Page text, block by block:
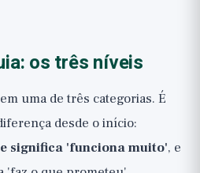
os três níveis
uma de três categorias. É
desde o início:
significa 'funciona muito', e